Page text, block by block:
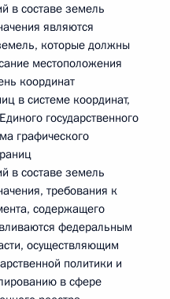
в составе земель
являются
которые должны
местоположения
координат
в системе координат,
государственного
графического
в составе земель
требования к
содержащего
федеральным
осуществляющим
политики и
в сфере